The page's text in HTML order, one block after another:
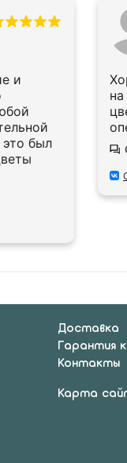
и
был
Доставка
Гарантия
Контакты
Карта